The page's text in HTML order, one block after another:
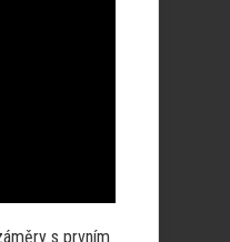
s prvním